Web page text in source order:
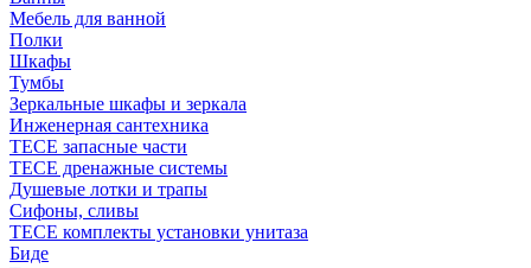
Мебель для ванной
Полки
Шкафы
Тумбы
Зеркальные шкафы и зеркала
Инженерная сантехника
TECE запасные части
TECE дренажные системы
Душевые лотки и трапы
Сифоны, сливы
TECE комплекты установки унитаза
Биде